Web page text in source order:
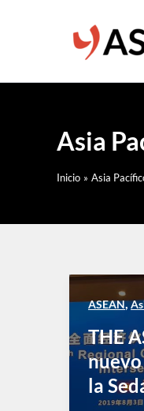
Asia
Inicio Asia
ASEAN,
THE
la